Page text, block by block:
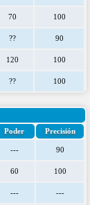
70 100
?? 90
120 100
?? 100
Poder Precisión
--- 90
60 100
--- ---